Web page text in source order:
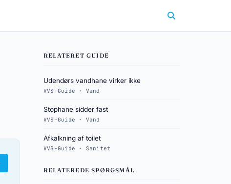
RELATERET GUIDE
Udendørs vandhane virker ikke
VVS-Guide · Vand
Stophane sidder fast
VVS-Guide · Vand
Afkalkning af toilet
VVS-Guide · Sanitet
RELATEREDE SPØRGSMÅL